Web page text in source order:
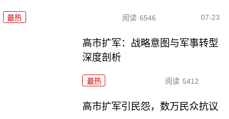
最热 阅读 6546 07-23
高市扩军：战略意图与军事转型
深度剖析
最热 阅读 5412
高市扩军引民怨，数万民众抗议